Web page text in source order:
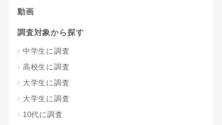
動画
調査対象から探す
中学生に調査
高校生に調査
大学生に調査
大学生に調査
10代に調査